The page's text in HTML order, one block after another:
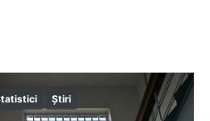
Știri